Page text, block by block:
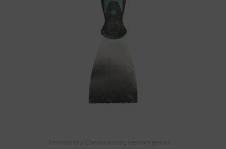
Ferretería y Construcción , Herramientas